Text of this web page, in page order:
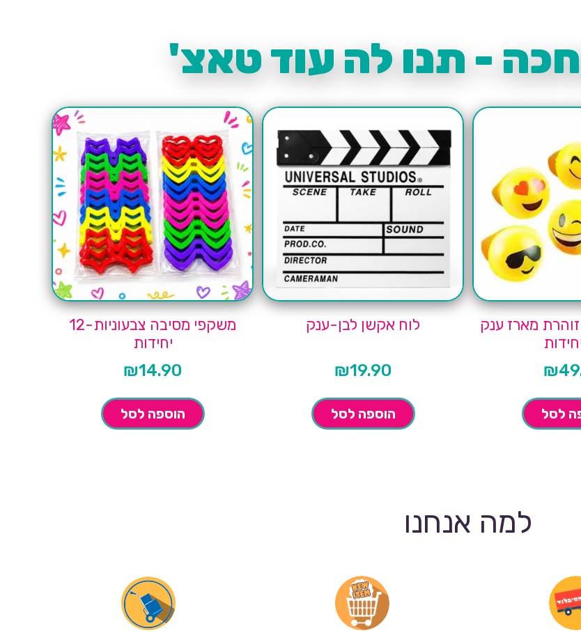
- תנו לה עוד טאצ'
מארז ענק
₪
לסל
לוח אקשן לבן-ענק
₪19.90
הוספה לסל
משקפי מסיבה צבעוניות-12
יחידות
₪14.90
הוספה לסל
למה אנחנו